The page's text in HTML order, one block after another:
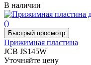
В наличии
Прижимная пластина
JCB JS145W
Уточняйте цену